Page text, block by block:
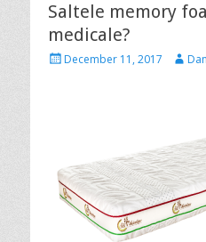
Saltele memory
medicale?
P
December 11, 2017
A